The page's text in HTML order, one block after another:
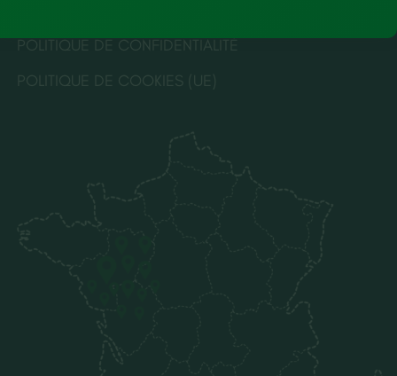
POLITIQUE DE CONFIDENTIALITÉ
POLITIQUE DE COOKIES (UE)